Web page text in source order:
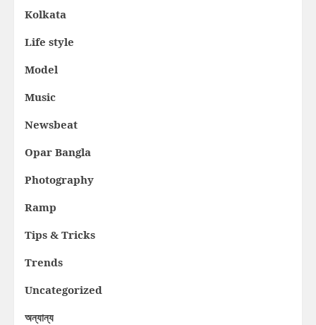
Kolkata
Life style
Model
Music
Newsbeat
Opar Bangla
Photography
Ramp
Tips & Tricks
Trends
Uncategorized
অন্যান্য